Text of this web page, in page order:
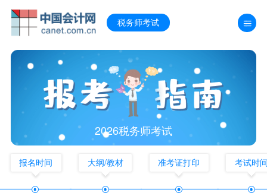
税务师考试
2026税务师考试
报名时间 大纲/教材 准考证打印 考试时